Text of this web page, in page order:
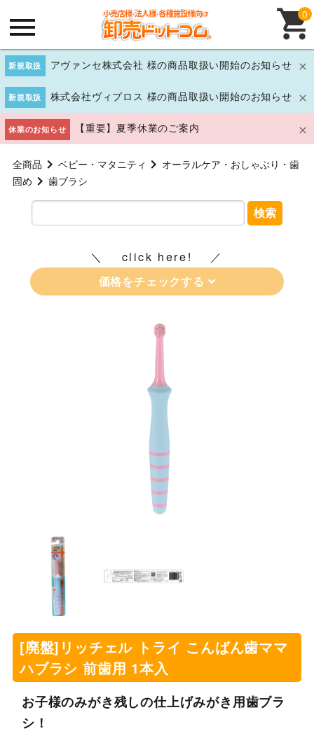
新規取扱 アヴァンセ株式会社 様の商品取扱い開始のお知らせ
新規取扱 株式会社ヴィプロス 様の商品取扱い開始のお知らせ
休業のお知らせ 【重要】夏季休業のご案内
0
全商品 ベビー・マタニティ
オーラルケア・おしゃぶり・歯
固め
歯ブラシ
検索
click here!
価格をチェックする
[廃盤]リッチェル トライ こんばん歯ママ
ハブラシ 前歯用 1本入
お子様のみがき残しの仕上げみがき用歯ブラ
シ！